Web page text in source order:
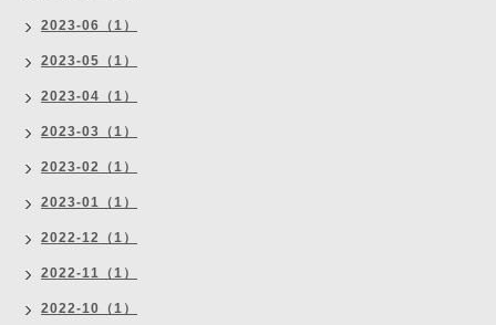
2023-06（1）
2023-05（1）
2023-04（1）
2023-03（1）
2023-02（1）
2023-01（1）
2022-12（1）
2022-11（1）
2022-10（1）